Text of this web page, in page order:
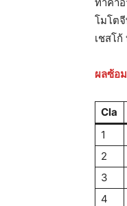
โมโต
เชสโ
ผลซ้อ
Cla
1
2
3
4